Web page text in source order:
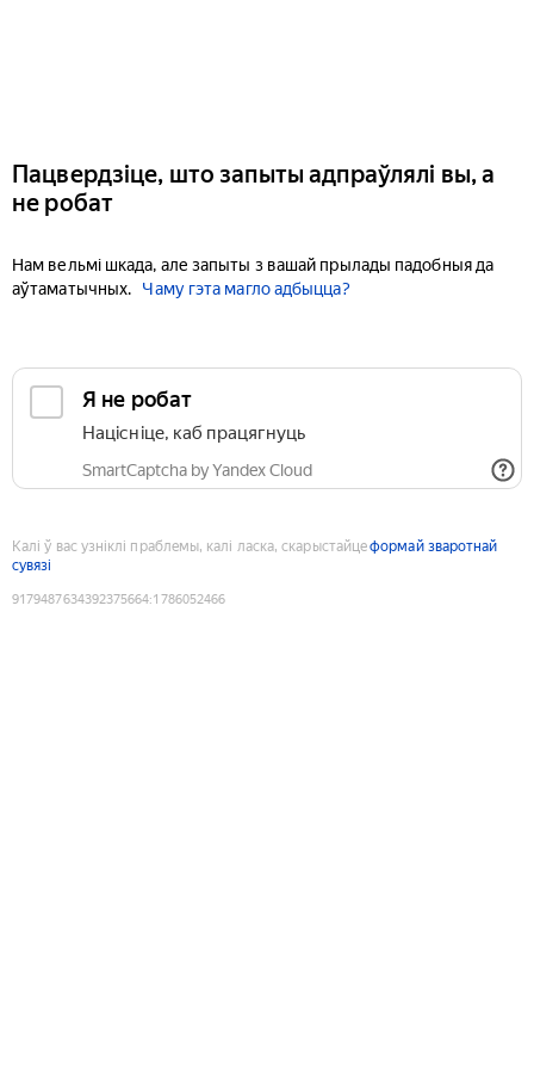
Пацвердзіце, што запыты адпраўлялі вы, а
не робат
Нам вельмі шкада, але запыты з вашай прылады падобныя да
аўтаматычных.
Чаму гэта магло адбыцца?
Я не робат
Націсніце, каб працягнуць
SmartCaptcha by Yandex Cloud
Калі ў вас узніклі праблемы, калі ласка, скарыстайцеформай зваротнай
сувязі
9179487634392375664:1786052466